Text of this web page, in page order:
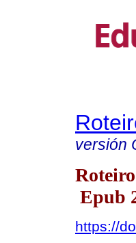
versión
Epub
https://